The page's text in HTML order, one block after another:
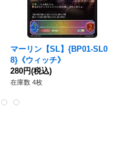
マーリン【SL】{BP01-SL0
8}《ウィッチ》
280円(税込)
在庫数 4枚